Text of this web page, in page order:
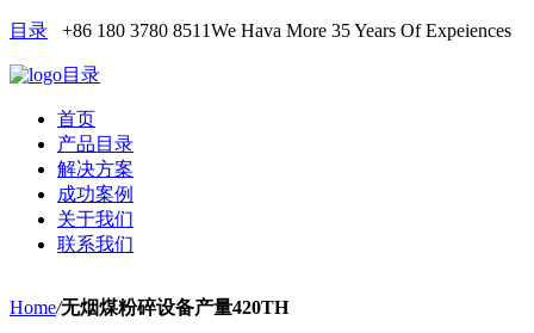
目录 +86 180 3780 8511We Hava More 35 Years Of Expeiences
目录
首页
产品目录
解决方案
成功案例
关于我们
联系我们
Home/无烟煤粉碎设备产量420TH